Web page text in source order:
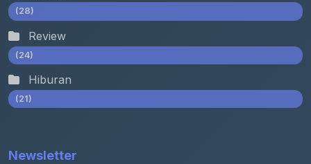
(28)
Review
(24)
Hiburan
(21)
Newsletter